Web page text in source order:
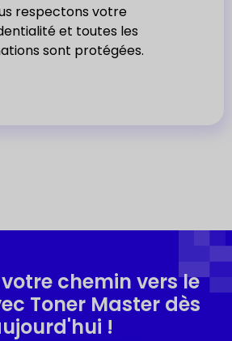
respectons votre
et toutes les
sont protégées.
chemin vers le
Toner Master dès
!